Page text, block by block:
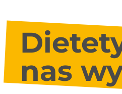
nas